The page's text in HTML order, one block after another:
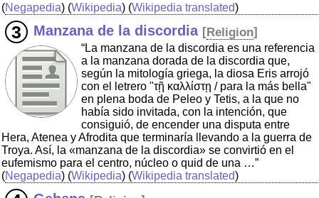
(Negapedia) (Wikipedia) (Wikipedia translated)
Manzana de la discordia [Religion]
“La manzana de la discordia es una referencia
a la manzana dorada de la discordia que,
según la mitología griega, la diosa Eris arrojó
con el letrero "τῇ καλλίστῃ / para la más bella"
en plena boda de Peleo y Tetis, a la que no
había sido invitada, con la intención, que
consiguió, de encender una disputa entre
Hera, Atenea y Afrodita que terminaría llevando a la guerra de
Troya. Así, la «manzana de la discordia» se convirtió en el
eufemismo para el centro, núcleo o quid de una …”
(Negapedia) (Wikipedia) (Wikipedia translated)